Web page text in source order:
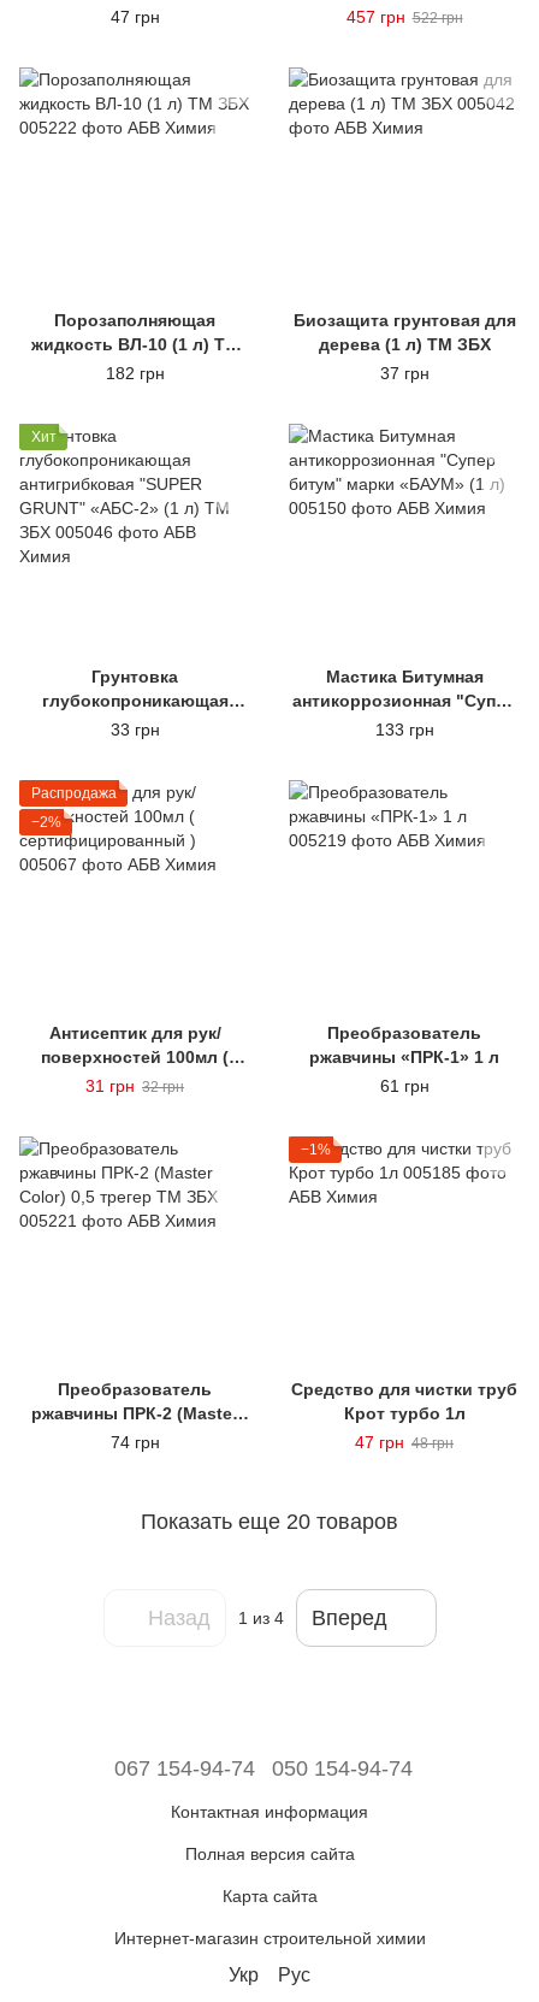
47 грн
НАРУЖНЫХ РАБОТ) 2,4кг
457 грн 522 грн
Порозаполняющая
жидкость ВЛ-10 (1 л) ТМ
ЗБХ
182 грн
Биозащита грунтовая для
дерева (1 л) ТМ ЗБХ
37 грн
Хит
Грунтовка
глубокопроникающая
антигрибковая "SUPER
33 грн
Мастика Битумная
антикоррозионная "Супер
битум" марки «БАУМ» (1 л)
133 грн
Распродажа
−2%
Антисептик для рук/
поверхностей 100мл (
сертифицированный )
31 грн 32 грн
Преобразователь
ржавчины «ПРК-1» 1 л
61 грн
Преобразователь
ржавчины ПРК‑2 (Master
Color) 0,5 трегер ТМ ЗБХ
74 грн
−1%
Средство для чистки труб
Крот турбо 1л
47 грн 48 грн
Показать еще 20 товаров
Назад 1 из 4 Вперед
067 154-94-74 050 154-94-74
Контактная информация
Полная версия сайта
Карта сайта
Интернет-магазин строительной химии
Укр Рус